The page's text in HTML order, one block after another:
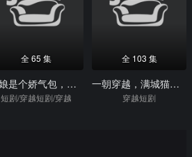
全 65 集
娘娘是个娇气包，得宠着
短剧/穿越短剧/穿越
全 103 集
一朝穿越，满城猫狗喊我老大第二季
穿越短剧